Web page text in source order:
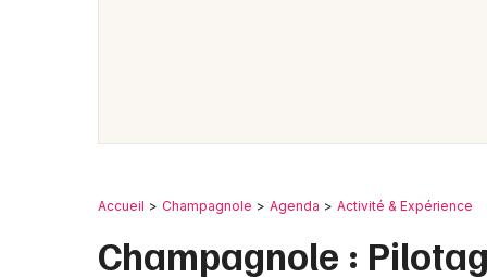
Accueil Champagnole Agenda Activité & Expérience
Champagnole :